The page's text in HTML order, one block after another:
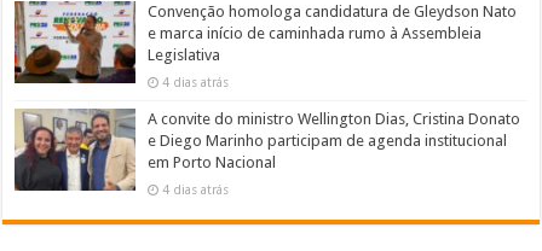
Convenção homologa candidatura de Gleydson Nato
e marca início de caminhada rumo à Assembleia
Legislativa
4 dias atrás
A convite do ministro Wellington Dias, Cristina Donato
e Diego Marinho participam de agenda institucional
em Porto Nacional
4 dias atrás